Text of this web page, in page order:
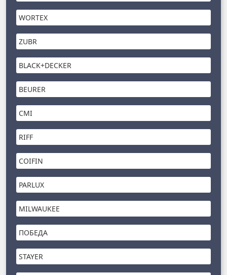
WORTEX
ZUBR
BLACK+DECKER
BEURER
CMI
RIFF
COIFIN
PARLUX
MILWAUKEE
ПОБЕДА
STAYER